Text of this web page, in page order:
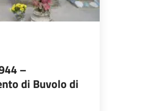
–
di Buvolo di